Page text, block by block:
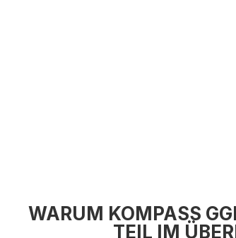
WAR­UM KOM­PASS
TEIL IM